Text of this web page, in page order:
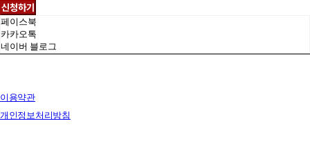
신청하기
페이스북
카카오톡
네이버 블로그
이용약관
개인정보처리방침